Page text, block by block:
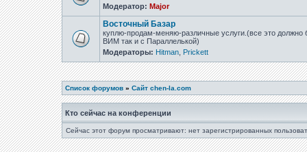
Модератор: Major
Восточный Базар
куплю-продам-меняю-различные услуги.(все это должно
ВИМ так и с Параллелькой)
Модераторы: Hitman Prickett
Список форумов » Сайт chen-la.com
Кто сейчас на конференции
Сейчас этот форум просматривают: нет зарегистрированных